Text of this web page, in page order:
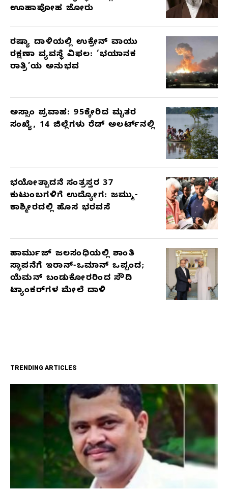
ಊಹಾಪೋಹ ಜೋರು
ರಷ್ಯಾ ದಾಳಿಯಲ್ಲಿ ಉಕ್ರೇನ್ ವಾಯು
ರಕ್ಷಣಾ ವ್ಯವಸ್ಥೆ ವಿಫಲ: ‘ಭಯಾನಕ
ರಾತ್ರಿ’ಯ ಅನುಭವ
ಅಸ್ಸಾಂ ಪ್ರವಾಹ: 95ಕ್ಕೇರಿದ ಮೃತರ
ಸಂಖ್ಯೆ, 14 ಜಿಲ್ಲೆಗಳು ರೆಡ್ ಅಲರ್ಟ್‌ನಲ್ಲಿ
ಭಯೋತ್ಪಾದನೆ ಸಂತ್ರಸ್ತರ 37
ಕುಟುಂಬಗಳಿಗೆ ಉದ್ಯೋಗ: ಜಮ್ಮು-
ಕಾಶ್ಮೀರದಲ್ಲಿ ಹೊಸ ಭರವಸೆ
ಹಾರ್ಮುಜ್ ಜಲಸಂಧಿಯಲ್ಲಿ ಶಾಂತಿ
ಸ್ಥಾಪನೆಗೆ ಇರಾನ್-ಒಮಾನ್ ಒಪ್ಪಂದ;
ಯೆಮನ್ ಬಂಡುಕೋರರಿಂದ ಸೌದಿ
ಟ್ಯಾಂಕರ್‌ಗಳ ಮೇಲೆ ದಾಳಿ
TRENDING ARTICLES